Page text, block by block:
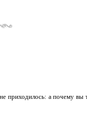
приходилось: а почему вы